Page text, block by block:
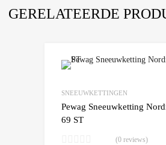
GERELATEERDE
SNEEUWKETTINGEN
Pewag Sneeuwketting
69 ST
(0 reviews)